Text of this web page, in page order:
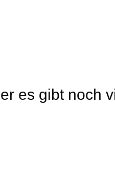
es gibt noch